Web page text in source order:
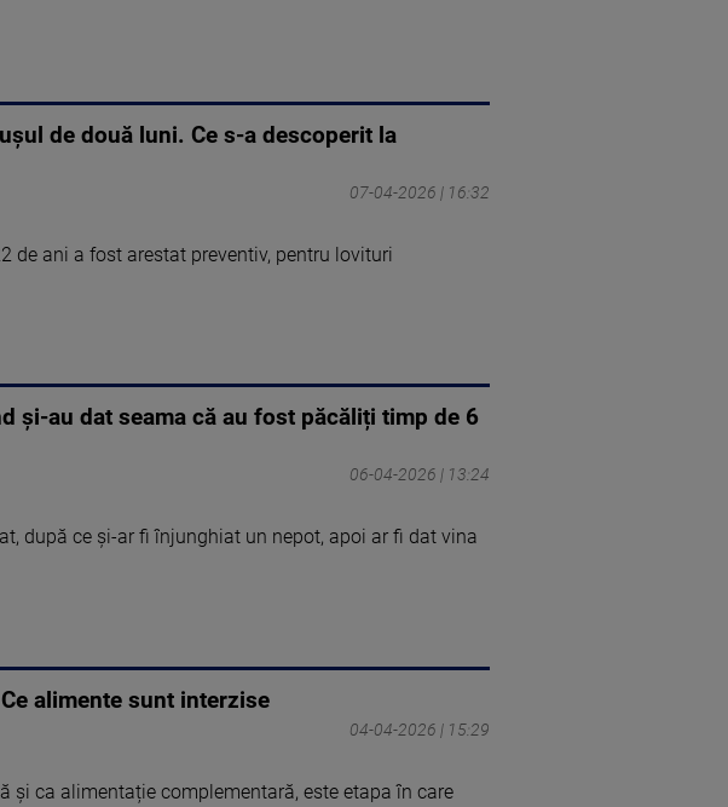
de două luni. Ce s-a descoperit la
07-04-2026 | 16:32
de ani a fost arestat preventiv, pentru lovituri
și-au dat seama că au fost păcăliți timp de 6
06-04-2026 | 13:24
după ce și-ar fi înjunghiat un nepot, apoi ar fi dat vina
alimente sunt interzise
04-04-2026 | 15:29
și ca alimentație complementară, este etapa în care